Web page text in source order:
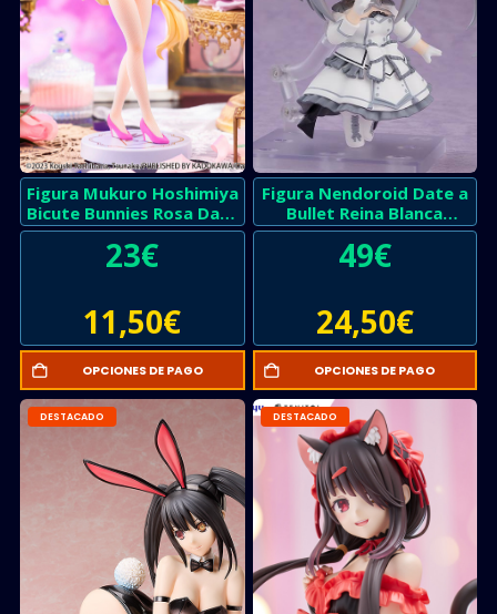
Figura Mukuro Hoshimiya
Bicute Bunnies Rosa Date
a Live
23€
11,50€
OPCIONES DE PAGO
Figura Nendoroid Date a
Bullet Reina Blanca
version Limitada
49€
24,50€
OPCIONES DE PAGO
DESTACADO DESTACADO